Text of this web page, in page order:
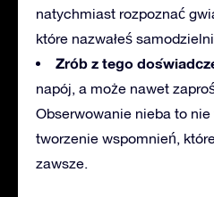
natychmiast rozpoznać
które nazwałeś
Zrób z tego
napój, a może nawet
Obserwowanie nieba to
tworzenie wspomnień,
zawsze.